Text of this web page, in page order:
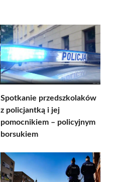
Spotkanie przedszkolaków
z policjantką i jej
pomocnikiem – policyjnym
borsukiem